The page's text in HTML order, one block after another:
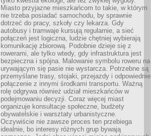
Miasto przyjazne mieszkańcom to takie, w którym
nie trzeba posiadać samochodu, by sprawnie
dotrzeć do pracy, szkoły czy lekarza. Gdy
autobusy i tramwaje kursują regularnie, a sieć
połączeń jest logiczna, ludzie chętniej wybierają
komunikację zbiorową. Podobnie dzieje się z
rowerami, ale tylko wtedy, gdy infrastruktura jest
bezpieczna i spójna. Malowanie symbolu roweru na
urywającym się pasie nie wystarcza. Potrzebne są
przemyślane trasy, stojaki, przejazdy i odpowiednie
połączenie z innymi środkami transportu. Ważną
rolę odgrywa również udział mieszkańców w
podejmowaniu decyzji. Coraz więcej miast
organizuje konsultacje społeczne, budżety
obywatelskie i warsztaty urbanistyczne.
Oczywiście nie zawsze proces ten przebiega
idealnie, bo interesy różnych grup bywają